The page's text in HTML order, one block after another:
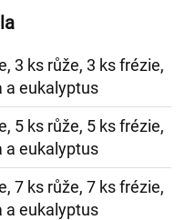
3 ks růže, 3 ks frézie,
a eukalyptus
5 ks růže, 5 ks frézie,
a eukalyptus
7 ks růže, 7 ks frézie,
a eukalyptus